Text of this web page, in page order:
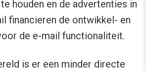
houden en de advertenties in
financieren de ontwikkel- en
de e-mail functionaliteit.
is er een minder directe